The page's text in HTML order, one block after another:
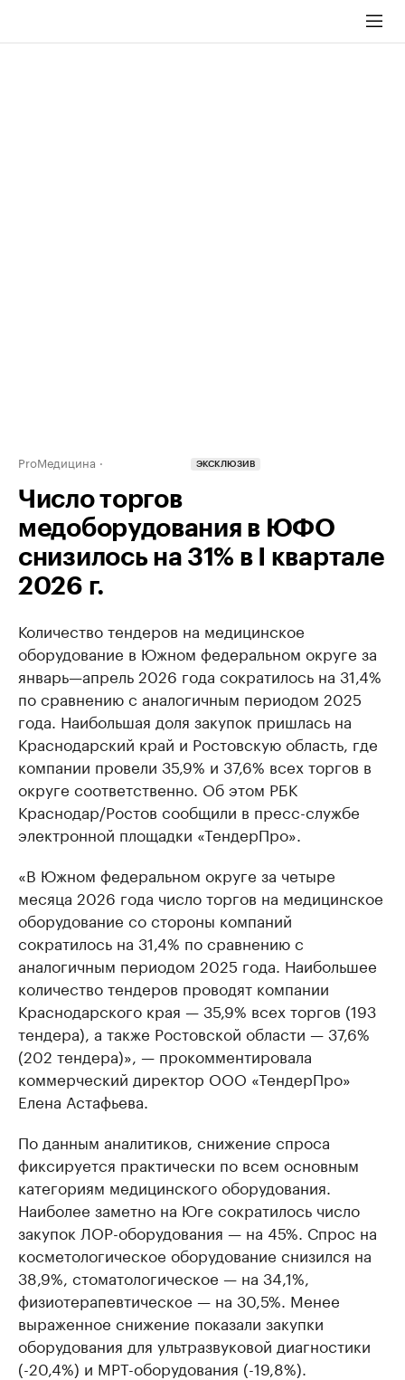
ProМедицина ЭКСКЛЮЗИВ
Число торгов
медоборудования в ЮФО
снизилось на 31% в I квартале
2026 г.
Количество тендеров на медицинское
оборудование в Южном федеральном округе за
январь—апрель 2026 года сократилось на 31,4%
по сравнению с аналогичным периодом 2025
года. Наибольшая доля закупок пришлась на
Краснодарский край и Ростовскую область, где
компании провели 35,9% и 37,6% всех торгов в
округе соответственно. Об этом РБК
Краснодар/Ростов сообщили в пресс-службе
электронной площадки «ТендерПро».
«В Южном федеральном округе за четыре
месяца 2026 года число торгов на медицинское
оборудование со стороны компаний
сократилось на 31,4% по сравнению с
аналогичным периодом 2025 года. Наибольшее
количество тендеров проводят компании
Краснодарского края — 35,9% всех торгов (193
тендера), а также Ростовской области — 37,6%
(202 тендера)», — прокомментировала
коммерческий директор ООО «ТендерПро»
Елена Астафьева.
По данным аналитиков, снижение спроса
фиксируется практически по всем основным
категориям медицинского оборудования.
Наиболее заметно на Юге сократилось число
закупок ЛОР-оборудования — на 45%. Спрос на
косметологическое оборудование снизился на
38,9%, стоматологическое — на 34,1%,
физиотерапевтическое — на 30,5%. Менее
выраженное снижение показали закупки
оборудования для ультразвуковой диагностики
(-20,4%) и МРТ-оборудования (-19,8%).